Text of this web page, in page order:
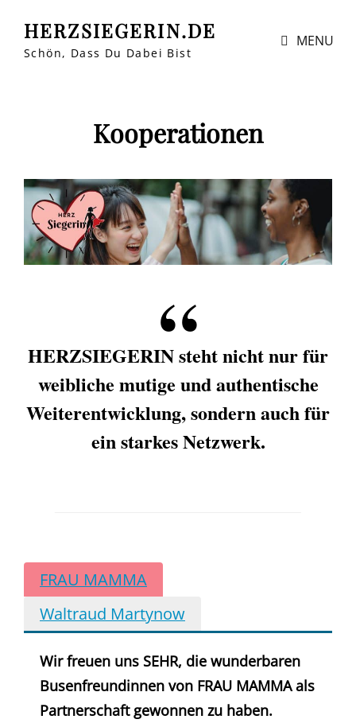
HERZSIEGERIN.DE
Schön, Dass Du Dabei Bist
MENU
Kooperationen
HERZSIEGERIN steht nicht nur für
weibliche mutige und authentische
Weiterentwicklung, sondern auch für
ein starkes Netzwerk.
FRAU MAMMA
Waltraud Martynow
Wir freuen uns SEHR, die wunderbaren
Busenfreundinnen von FRAU MAMMA als
Partnerschaft gewonnen zu haben.